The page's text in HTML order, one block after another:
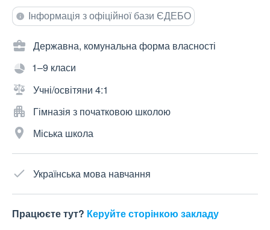
Інформація з офіційної бази ЄДЕБО
Державна, комунальна форма власності
1–9 класи
Учні/освітяни 4:1
Гімназія з початковою школою
Міська школа
Українська мова навчання
Працюєте тут? Керуйте сторінкою закладу